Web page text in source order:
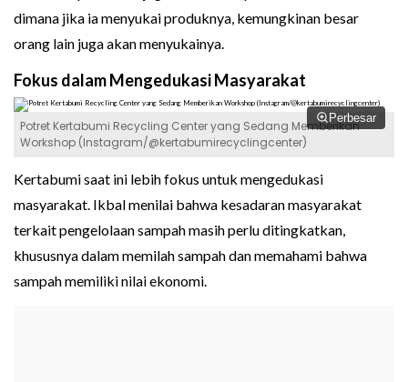
dimana jika ia menyukai produknya, kemungkinan besar
orang lain juga akan menyukainya.
Fokus dalam Mengedukasi Masyarakat
Perbesar
Potret Kertabumi Recycling Center yang Sedang Memberikan
Workshop (Instagram/@kertabumirecyclingcenter)
Kertabumi saat ini lebih fokus untuk mengedukasi
masyarakat. Ikbal menilai bahwa kesadaran masyarakat
terkait pengelolaan sampah masih perlu ditingkatkan,
khususnya dalam memilah sampah dan memahami bahwa
sampah memiliki nilai ekonomi.